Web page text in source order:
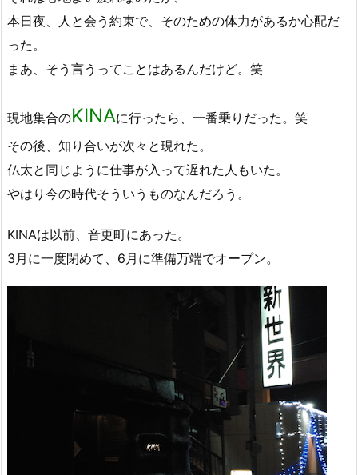
本日夜、人と会う約束で、そのための体力があるか心配だ
った。
まあ、そう言うってことはあるんだけど。笑
現地集合のKINAに行ったら、一番乗りだった。笑
その後、知り合いが次々と現れた。
仏太と同じように仕事が入って遅れた人もいた。
やはり今の時代そういうものなんだろう。
KINAは以前、音更町にあった。
3月に一度閉めて、6月に準備万端でオープン。